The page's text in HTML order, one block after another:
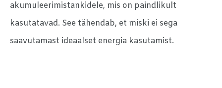
akumuleerimistankidele, mis on paindlikult
kasutatavad. See tähendab, et miski ei sega
saavutamast ideaalset energia kasutamist.